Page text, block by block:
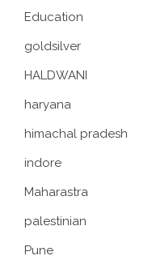
Education
goldsilver
HALDWANI
haryana
himachal pradesh
indore
Maharastra
palestinian
Pune